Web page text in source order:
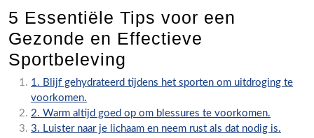
5 Essentiële Tips voor een
Gezonde en Effectieve
Sportbeleving
1. Blijf gehydrateerd tijdens het sporten om uitdroging te
voorkomen.
2. Warm altijd goed op om blessures te voorkomen.
3. Luister naar je lichaam en neem rust als dat nodig is.